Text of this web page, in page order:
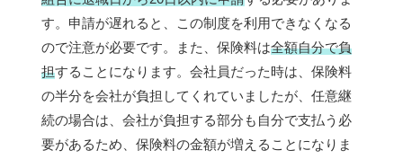
す。申請が遅れると、この制度を利用できなくなる
ので注意が必要です。また、保険料は全額自分で負
担することになります。会社員だった時は、保険料
の半分を会社が負担してくれていましたが、任意継
続の場合は、会社が負担する部分も自分で支払う必
要があるため、保険料の金額が増えることになりま